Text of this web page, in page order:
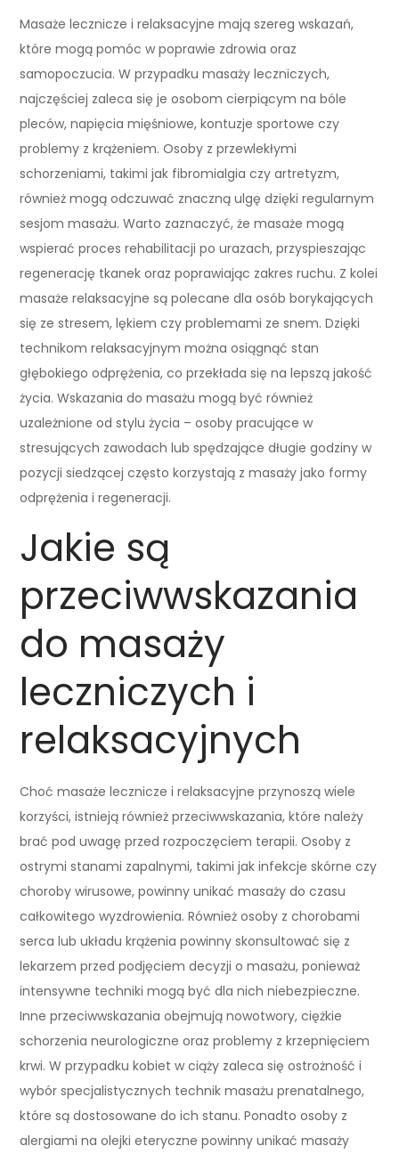
Masaże lecznicze i relaksacyjne mają szereg wskazań,
które mogą pomóc w poprawie zdrowia oraz
samopoczucia. W przypadku masaży leczniczych,
najczęściej zaleca się je osobom cierpiącym na bóle
pleców, napięcia mięśniowe, kontuzje sportowe czy
problemy z krążeniem. Osoby z przewlekłymi
schorzeniami, takimi jak fibromialgia czy artretyzm,
również mogą odczuwać znaczną ulgę dzięki regularnym
sesjom masażu. Warto zaznaczyć, że masaże mogą
wspierać proces rehabilitacji po urazach, przyspieszając
regenerację tkanek oraz poprawiając zakres ruchu. Z kolei
masaże relaksacyjne są polecane dla osób borykających
się ze stresem, lękiem czy problemami ze snem. Dzięki
technikom relaksacyjnym można osiągnąć stan
głębokiego odprężenia, co przekłada się na lepszą jakość
życia. Wskazania do masażu mogą być również
uzależnione od stylu życia – osoby pracujące w
stresujących zawodach lub spędzające długie godziny w
pozycji siedzącej często korzystają z masaży jako formy
odprężenia i regeneracji.
Jakie są
przeciwwskazania
do masaży
leczniczych i
relaksacyjnych
Choć masaże lecznicze i relaksacyjne przynoszą wiele
korzyści, istnieją również przeciwwskazania, które należy
brać pod uwagę przed rozpoczęciem terapii. Osoby z
ostrymi stanami zapalnymi, takimi jak infekcje skórne czy
choroby wirusowe, powinny unikać masaży do czasu
całkowitego wyzdrowienia. Również osoby z chorobami
serca lub układu krążenia powinny skonsultować się z
lekarzem przed podjęciem decyzji o masażu, ponieważ
intensywne techniki mogą być dla nich niebezpieczne.
Inne przeciwwskazania obejmują nowotwory, ciężkie
schorzenia neurologiczne oraz problemy z krzepnięciem
krwi. W przypadku kobiet w ciąży zaleca się ostrożność i
wybór specjalistycznych technik masażu prenatalnego,
które są dostosowane do ich stanu. Ponadto osoby z
alergiami na olejki eteryczne powinny unikać masaży